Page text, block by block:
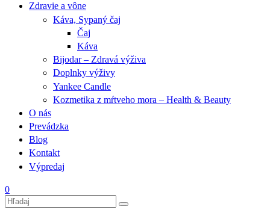
Zdravie a vône
Káva, Sypaný čaj
Čaj
Káva
Bijodar – Zdravá výživa
Doplnky výživy
Yankee Candle
Kozmetika z mŕtveho mora – Health & Beauty
O nás
Prevádzka
Blog
Kontakt
Výpredaj
0